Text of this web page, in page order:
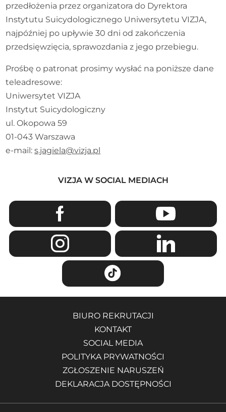
przedłożenia przez organizatora do Dyrektora
Instytutu Suicydologicznego Uniwersytetu VIZJA,
najpóźniej po upływie 30 dni od zakończenia
przedsięwzięcia, sprawozdania z jego przebiegu.
Prośbę o patronat prosimy wysłać na poniższe dane
teleadresowe:
Uniwersytet VIZJA
Instytut Suicydologiczny
ul. Okopowa 59
01-043 Warszawa
e-mail:s.jagiela@vizja.pl
VIZJA W SOCIAL MEDIACH
BIURO REKRUTACJI
KONTAKT
SOCIAL MEDIA
POLITYKA PRYWATNOŚCI
ZGŁOSZENIE NARUSZEŃ
DEKLARACJA DOSTĘPNOŚCI